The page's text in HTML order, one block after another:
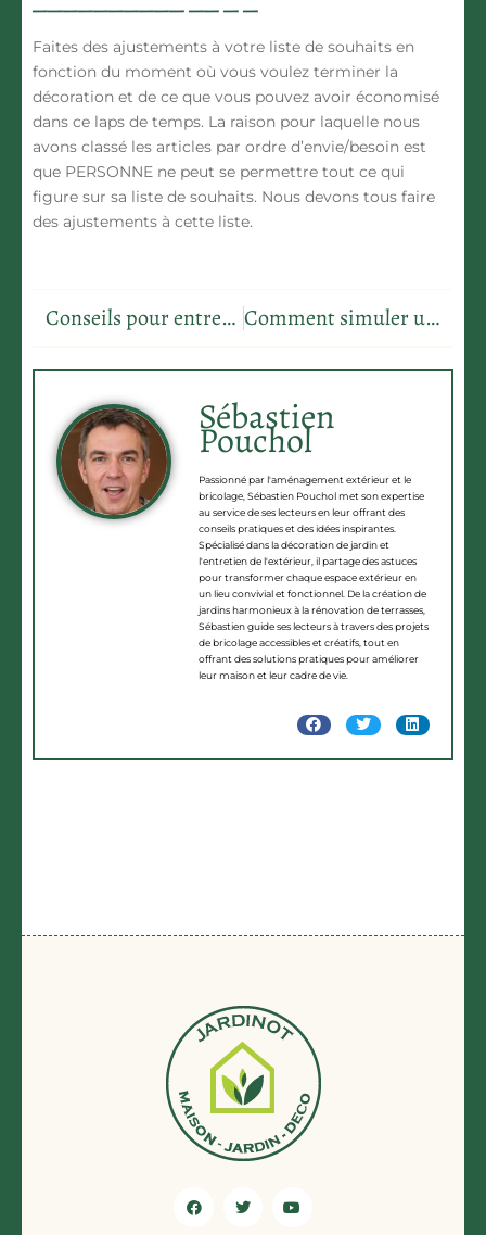
Faites des ajustements à votre liste de souhaits en
fonction du moment où vous voulez terminer la
décoration et de ce que vous pouvez avoir économisé
dans ce laps de temps. La raison pour laquelle nous
avons classé les articles par ordre d’envie/besoin est
que PERSONNE ne peut se permettre tout ce qui
figure sur sa liste de souhaits. Nous devons tous faire
des ajustements à cette liste.
Conseils pour entretenir son Alocasia Comment simuler une maison propre en moins d’une heure
Sébastien
Pouchol
Passionné par l'aménagement extérieur et le
bricolage, Sébastien Pouchol met son expertise
au service de ses lecteurs en leur offrant des
conseils pratiques et des idées inspirantes.
Spécialisé dans la décoration de jardin et
l'entretien de l'extérieur, il partage des astuces
pour transformer chaque espace extérieur en
un lieu convivial et fonctionnel. De la création de
jardins harmonieux à la rénovation de terrasses,
Sébastien guide ses lecteurs à travers des projets
de bricolage accessibles et créatifs, tout en
offrant des solutions pratiques pour améliorer
leur maison et leur cadre de vie.